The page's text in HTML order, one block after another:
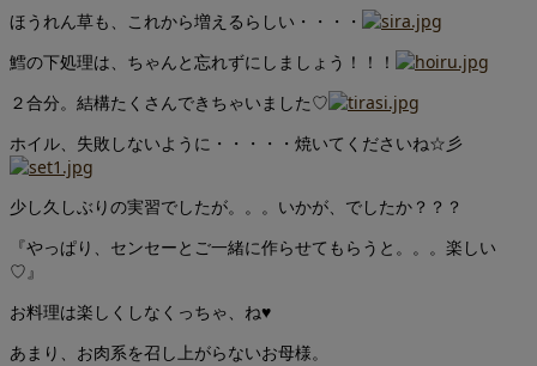
ほうれん草も、これから増えるらしい・・・・
鱈の下処理は、ちゃんと忘れずにしましょう！！！
２合分。結構たくさんできちゃいました♡
ホイル、失敗しないように・・・・・焼いてくださいね☆彡
少し久しぶりの実習でしたが。。。いかが、でしたか？？？
『やっぱり、センセーとご一緒に作らせてもらうと。。。楽しい
♡』
お料理は楽しくしなくっちゃ、ね♥
あまり、お肉系を召し上がらないお母様。